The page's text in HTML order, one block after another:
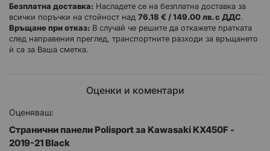
основните марки и модели мотоциклети: Yamaha, KTM,
Husqvarna, Honda, Suzuki, Beta, Sherco, GAS GAS, Kawasaki.
Перфектно прилепване без да се изисква допълнително
пробиване.
Работи с най-добрите OEM производители.
замяна на пластмасите на вашия офроуд мотоциклет.
*Възможно е снимката от изображението да не отговаря на
оригинала на описания продукт!
Безплатна доставка: Насладете се на безплатна доставка за
всички поръчки на стойност над 76.18 € / 149.00 лв. с ДДС.
Връщане при отказ: В случай че решите да откажете пратката
след направения преглед, транспортните разходи за връщането
ѝ са за Ваша сметка.
Оценки и коментари
Оценяваш:
Странични панели Polisport за Kawasaki KX450F -
2019-21 Black